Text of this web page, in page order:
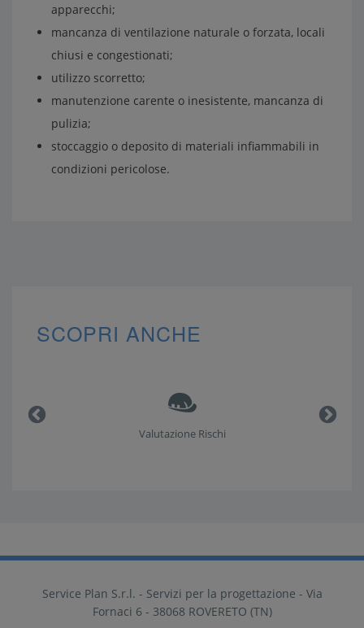
apparecchi;
mancanza di ventilazione naturale o forzata, locali
chiusi e congestionati;
utilizzo scorretto;
manutenzione carente o inesistente, mancanza di
pulizia;
stoccaggio o deposito di materiali infiammabili in
condizioni pericolose.
SCOPRI ANCHE
Valutazione Rischi
Service Plan S.r.l. - Servizi per la progettazione - Via
Fornaci 6 - 38068 ROVERETO (TN)